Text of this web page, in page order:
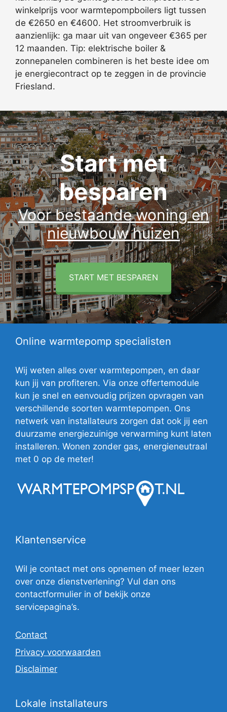
winkelprijs voor warmtepompboilers ligt tussen
de €2650 en €4600. Het stroomverbruik is
aanzienlijk: ga maar uit van ongeveer €365 per
12 maanden. Tip: elektrische boiler &
zonnepanelen combineren is het beste idee om
je energiecontract op te zeggen in de provincie
Friesland.
Start met
besparen
Voor bestaande woning en
nieuwbouw huizen
START MET BESPAREN
Online warmtepomp specialisten
Wij weten alles over warmtepompen, en daar
kun jij van profiteren. Via onze offertemodule
kun je snel en eenvoudig prijzen opvragen van
verschillende soorten warmtepompen. Ons
netwerk van installateurs zorgen dat ook jij een
duurzame energiezuinige verwarming kunt laten
installeren. Wonen zonder gas, energieneutraal
met 0 op de meter!
Klantenservice
Wil je contact met ons opnemen of meer lezen
over onze dienstverlening? Vul dan ons
contactformulier in of bekijk onze
servicepagina’s.
Contact
Privacy voorwaarden
Disclaimer
Lokale installateurs